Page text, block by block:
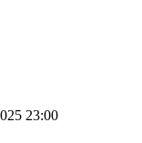
23:00